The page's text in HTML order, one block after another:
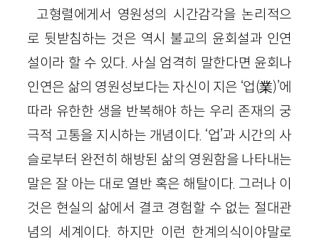
고형렬에게서 영원성의 시간감각을 논리적으
로 뒷받침하는 것은 역시 불교의 윤회설과 인연
설이라 할 수 있다. 사실 엄격히 말한다면 윤회나
인연은 삶의 영원성보다는 자신이 지은 ‘업(業)’에
따라 유한한 생을 반복해야 하는 우리 존재의 궁
극적 고통을 지시하는 개념이다. ‘업’과 시간의 사
슬로부터 완전히 해방된 삶의 영원함을 나타내는
말은 잘 아는 대로 열반 혹은 해탈이다. 그러나 이
것은 현실의 삶에서 결코 경험할 수 없는 절대관
념의 세계이다. 하지만 이런 한계의식이야말로